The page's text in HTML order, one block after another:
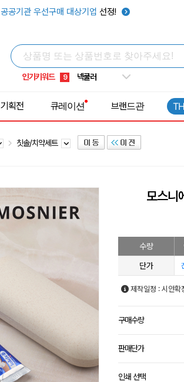
공공기관 우선구매 대상기업 선정!
인기키워드
6 우산
쿨토시
9
10 타포린가방
1 선풍기
기획전 큐레이션 브랜드관
칫솔/치약세트
모스니
수량
단가
제작일정 : 시안
구매수량
판매단가
인쇄 선택